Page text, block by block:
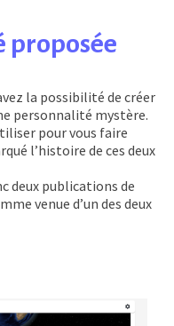
proposée
la possibilité de créer
personnalité mystère.
pour vous faire
l’histoire de ces deux
deux publications de
venue d’un des deux